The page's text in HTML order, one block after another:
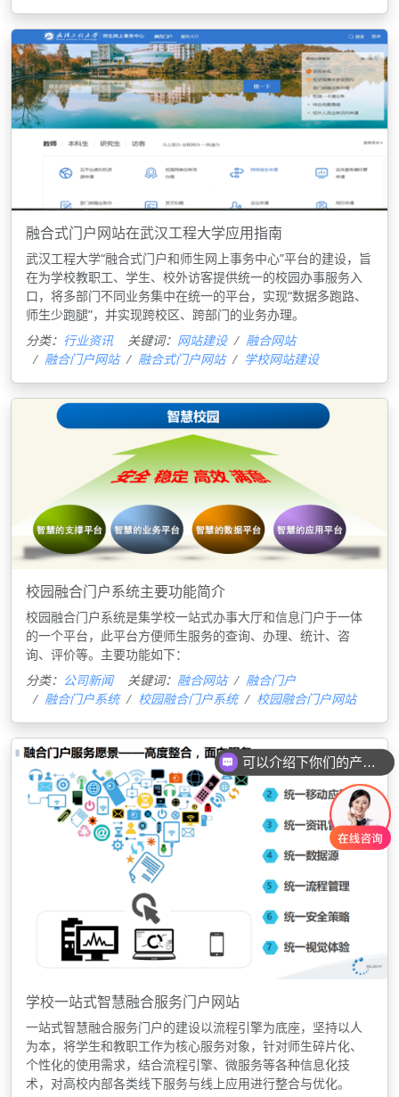
融合式门户网站在武汉工程大学应用指南
武汉工程大学“融合式门户和师生网上事务中心”平台的建设，旨
在为学校教职工、学生、校外访客提供统一的校园办事服务入
口，将多部门不同业务集中在统一的平台，实现“数据多跑路、
师生少跑腿”，并实现跨校区、跨部门的业务办理。
分类： 行业资讯 关键词： 网站建设
融合网站
融合门户网站
融合式门户网站 学校网站建设
校园融合门户系统主要功能简介
校园融合门户系统是集学校一站式办事大厅和信息门户于一体
的一个平台，此平台方便师生服务的查询、办理、统计、咨
询、评价等。主要功能如下：
分类： 公司新闻 关键词： 融合网站
融合门户
融合门户系统
校园融合门户系统 校园融合门户网站
学校一站式智慧融合服务门户网站
一站式智慧融合服务门户的建设以流程引擎为底座，坚持以人
为本，将学生和教职工作为核心服务对象，针对师生碎片化、
个性化的使用需求，结合流程引擎、微服务等各种信息化技
术，对高校内部各类线下服务与线上应用进行整合与优化。
可以介绍下你们的产品么